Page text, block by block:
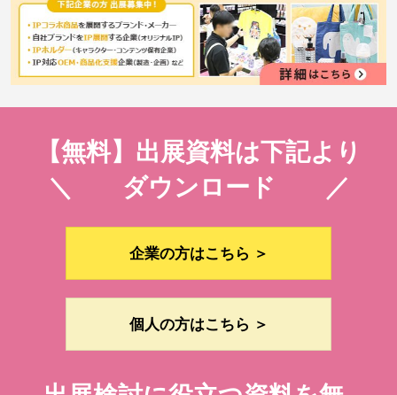
【無料】出展資料は下記より
＼ ダウンロード ／
企業の方はこちら ＞
個人の方はこちら ＞